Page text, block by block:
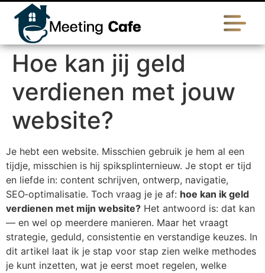
Hoe kan jij geld
verdienen met jouw
website?
Je hebt een website. Misschien gebruik je hem al een
tijdje, misschien is hij spiksplinternieuw. Je stopt er tijd
en liefde in: content schrijven, ontwerp, navigatie,
SEO‑optimalisatie. Toch vraag je je af: hoe kan ik geld
verdienen met mijn website? Het antwoord is: dat kan
— en wel op meerdere manieren. Maar het vraagt
strategie, geduld, consistentie en verstandige keuzes. In
dit artikel laat ik je stap voor stap zien welke methodes
je kunt inzetten, wat je eerst moet regelen, welke